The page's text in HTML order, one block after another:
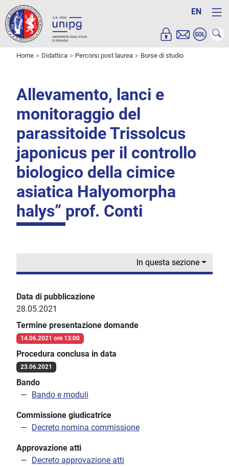
EN
Home Didattica Percorsi post laurea Borse di studio
Allevamento, lanci e
monitoraggio del
parassitoide Trissolcus
japonicus per il controllo
biologico della cimice
asiatica Halyomorpha
halys” prof. Conti
In questa sezione
Data di pubblicazione
28.05.2021
Termine presentazione domande
14.06.2021 ore 13:00
Procedura conclusa in data
23.06.2021
Bando
Bando e moduli
Commissione giudicatrice
Decreto nomina commissione
Approvazione atti
Decreto approvazione atti